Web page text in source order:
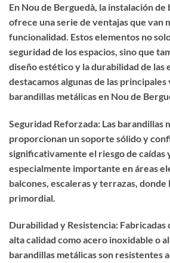
En Nou de Berguedà, la instalación
ofrece una serie de ventajas que van
funcionalidad. Estos elementos no
seguridad de los espacios, sino que
diseño estético y la durabilidad de las
destacamos algunas de las
barandillas metálicas en Nou de
Seguridad Reforzada: Las barandillas
proporcionan un soporte sólido y
significativamente el riesgo de caídas
especialmente importante en áreas
balcones, escaleras y terrazas, donde
primordial.
Durabilidad y Resistencia: Fabricadas
alta calidad como acero inoxidable o
barandillas metálicas son resistentes